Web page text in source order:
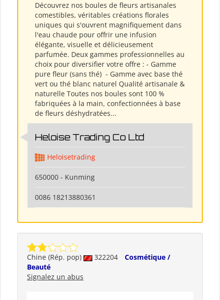
Découvrez nos boules de fleurs artisanales
comestibles, véritables créations florales
uniques qui s'ouvrent magnifiquement dans
l'eau chaude pour offrir une infusion
élégante, visuelle et délicieusement
parfumée. Deux gammes professionnelles au
choix pour diversifier votre offre : - Gamme
pure fleur (sans thé) ​ - Gamme avec base thé
vert ou thé blanc naturel Qualité artisanale &
naturelle Toutes nos boules sont 100 %
fabriquées à la main, confectionnées à base
de fleurs déshydratées...
Heloise Trading Co Ltd
Heloisetrading
650000 - Kunming
0086 18213880361
Chine (Rép. pop) 322204
Cosmétique /
Beauté
Signalez un abus